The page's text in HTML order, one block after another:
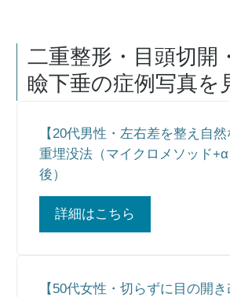
二重整形・目頭切開
瞼下垂の症例写真を
【20代男性・左右差を整え自
重埋没法（マイクロメソッド+α
後）
詳細はこちら
【50代女性・切らずに目の開